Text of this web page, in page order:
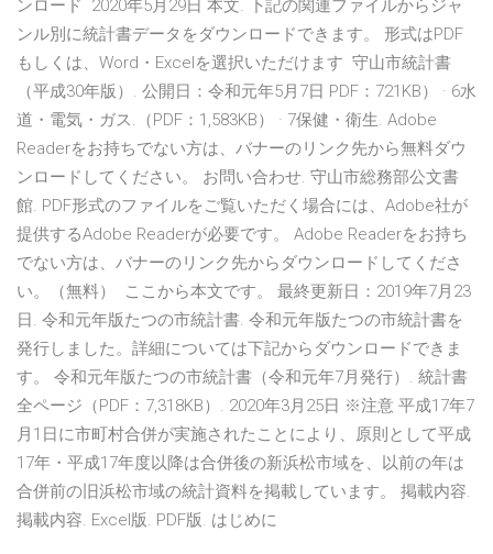
ンロード 2020年5月29日 本文. 下記の関連ファイルからジャ
ンル別に統計書データをダウンロードできます。 形式はPDF
もしくは、Word・Excelを選択いただけます 守山市統計書
（平成30年版）. 公開日：令和元年5月7日 PDF：721KB） · 6水
道・電気・ガス.（PDF：1,583KB） · 7保健・衛生. Adobe
Readerをお持ちでない方は、バナーのリンク先から無料ダウ
ンロードしてください。 お問い合わせ. 守山市総務部公文書
館. PDF形式のファイルをご覧いただく場合には、Adobe社が
提供するAdobe Readerが必要です。 Adobe Readerをお持ち
でない方は、バナーのリンク先からダウンロードしてくださ
い。（無料） ここから本文です。 最終更新日：2019年7月23
日. 令和元年版たつの市統計書. 令和元年版たつの市統計書を
発行しました。詳細については下記からダウンロードできま
す。 令和元年版たつの市統計書（令和元年7月発行）. 統計書
全ページ（PDF：7,318KB）. 2020年3月25日 ※注意 平成17年7
月1日に市町村合併が実施されたことにより、原則として平成
17年・平成17年度以降は合併後の新浜松市域を、以前の年は
合併前の旧浜松市域の統計資料を掲載しています。 掲載内容.
掲載内容. Excel版. PDF版. はじめに